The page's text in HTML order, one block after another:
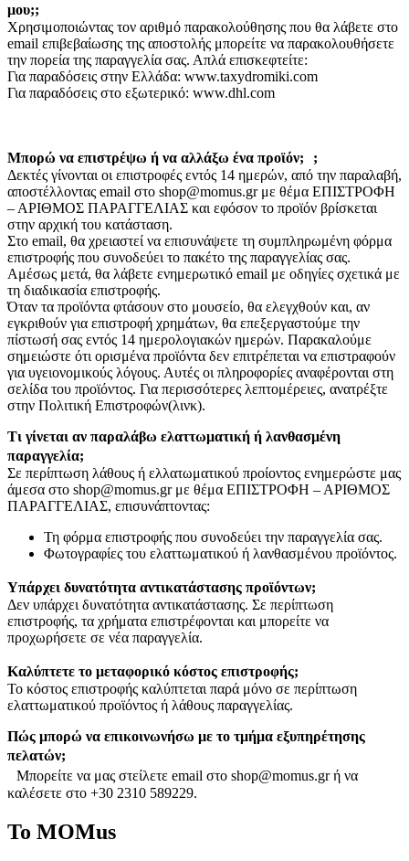
μου;;
Χρησιμοποιώντας τον αριθμό παρακολούθησης που θα λάβετε στο
email επιβεβαίωσης της αποστολής μπορείτε να παρακολουθήσετε
την πορεία της παραγγελία σας. Απλά επισκεφτείτε:
Για παραδόσεις στην Ελλάδα: www.taxydromiki.com
Για παραδόσεις στο εξωτερικό: www.dhl.com
Μπορώ να επιστρέψω ή να αλλάξω ένα προϊόν; ;
Δεκτές γίνονται οι επιστροφές εντός 14 ημερών, από την παραλαβή,
αποστέλλοντας email στο shop@momus.gr με θέμα ΕΠΙΣΤΡΟΦΗ
– ΑΡΙΘΜΟΣ ΠΑΡΑΓΓΕΛΙΑΣ και εφόσον το προϊόν βρίσκεται
στην αρχική του κατάσταση.
Στο email, θα χρειαστεί να επισυνάψετε τη συμπληρωμένη φόρμα
επιστροφής που συνοδεύει το πακέτο της παραγγελίας σας.
Αμέσως μετά, θα λάβετε ενημερωτικό email με οδηγίες σχετικά με
τη διαδικασία επιστροφής.
Όταν τα προϊόντα φτάσουν στο μουσείο, θα ελεγχθούν και, αν
εγκριθούν για επιστροφή χρημάτων, θα επεξεργαστούμε την
πίστωσή σας εντός 14 ημερολογιακών ημερών. Παρακαλούμε
σημειώστε ότι ορισμένα προϊόντα δεν επιτρέπεται να επιστραφούν
για υγειονομικούς λόγους. Αυτές οι πληροφορίες αναφέρονται στη
σελίδα του προϊόντος. Για περισσότερες λεπτομέρειες, ανατρέξτε
στην Πολιτική Επιστροφών(λινκ).
Τι γίνεται αν παραλάβω ελαττωματική ή λανθασμένη
παραγγελία;
Σε περίπτωση λάθους ή ελλατωματικού προίοντος ενημερώστε μας
άμεσα στο shop@momus.gr με θέμα ΕΠΙΣΤΡΟΦΗ – ΑΡΙΘΜΟΣ
ΠΑΡΑΓΓΕΛΙΑΣ, επισυνάπτοντας:
Τη φόρμα επιστροφής που συνοδεύει την παραγγελία σας.
Φωτογραφίες του ελαττωματικού ή λανθασμένου προϊόντος.
Υπάρχει δυνατότητα αντικατάστασης προϊόντων;
Δεν υπάρχει δυνατότητα αντικατάστασης. Σε περίπτωση
επιστροφής, τα χρήματα επιστρέφονται και μπορείτε να
προχωρήσετε σε νέα παραγγελία.
Καλύπτετε το μεταφορικό κόστος επιστροφής;
Το κόστος επιστροφής καλύπτεται παρά μόνο σε περίπτωση
ελαττωματικού προϊόντος ή λάθους παραγγελίας.
Πώς μπορώ να επικοινωνήσω με το τμήμα εξυπηρέτησης
πελατών;
Μπορείτε να μας στείλετε email στο shop@momus.gr ή να
καλέσετε στο +30 2310 589229.
To MOMus